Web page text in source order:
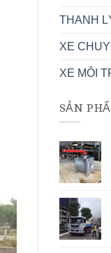
THANH
XE
XE MÔI
SẢN